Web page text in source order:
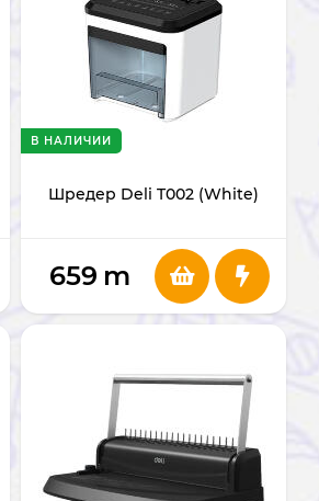
Шредер Deli T002 (White)
В НАЛИЧИИ
659 m